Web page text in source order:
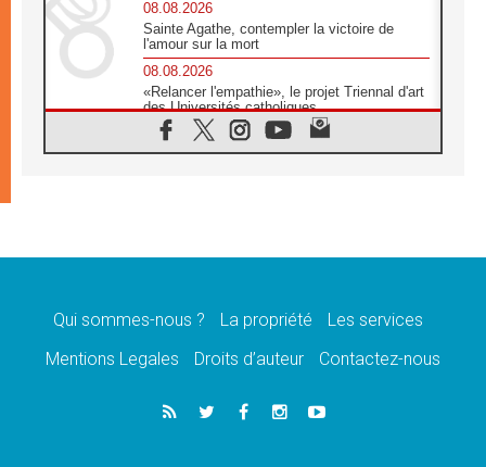
08.08.2026
Sainte Agathe, contempler la victoire de
l'amour sur la mort
08.08.2026
«Relancer l'empathie», le projet Triennal d'art
des Universités catholiques
08.08.2026
Signis 2026, donner la parole aux religieuses
07.08.2026
07.08.2026
de l'Assomption et mémoire nationale
«La paix commence par l'empathie» estime
le cardinal Parolin
Qui sommes-nous ? La propriété
Les services
Mentions Legales
Droits d’auteur Contactez-nous